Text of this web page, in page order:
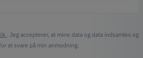
. Jeg accepterer, at mine data og data indsamles og
at svare på min anmodning.